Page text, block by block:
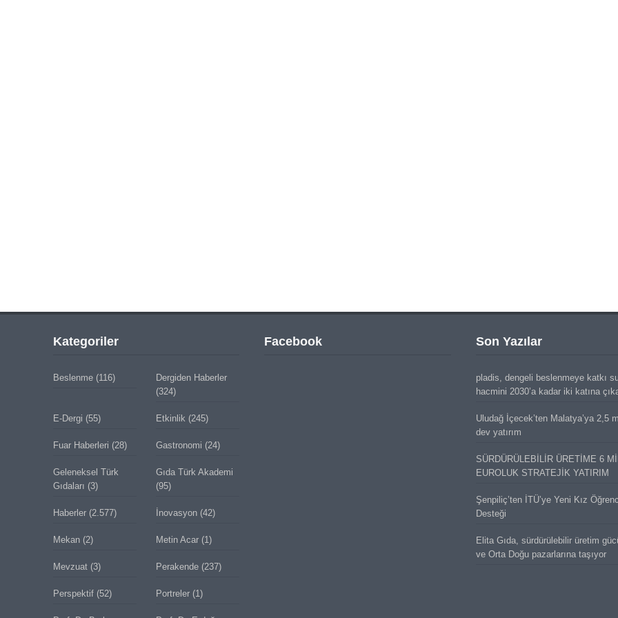
Kategoriler
Beslenme(116)
Dergiden Haberler
(324)
E-Dergi (55) Etkinlik (245)
Fuar Haberleri (28) Gastronomi (24)
Geleneksel Türk
Gıdaları (3)
Gıda Türk Akademi
(95)
Haberler(2.577) İnovasyon(42)
Mekan(2) Metin Acar(1)
Mevzuat(3) Perakende(237)
Perspektif(52) Portreler(1)
Facebook Son Yazılar
pladis, dengeli beslenmeye katkı
hacmini 2030’a kadar iki katına
Uludağ İçecek’ten Malatya’ya 2,5
dev yatırım
SÜRDÜRÜLEBİLİR ÜRETİME 6
EUROLUK STRATEJİK YATIRIM
Şenpiliç’ten İTÜ’ye Yeni Kız
Desteği
Elita Gıda, sürdürülebilir üretim
ve Orta Doğu pazarlarına taşıyor